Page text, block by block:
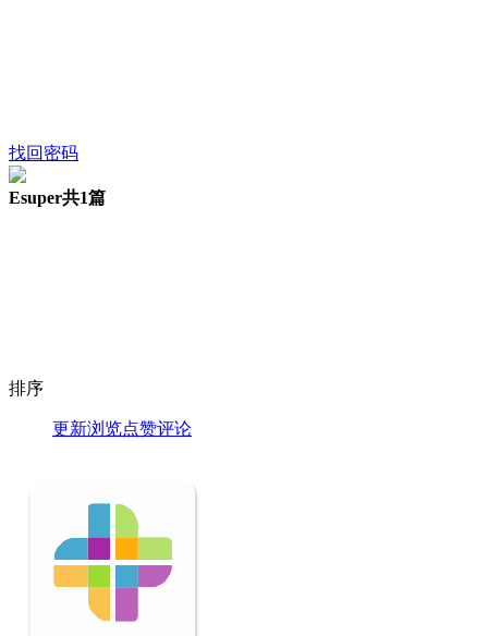
找回密码
Esuper共1篇
排序
更新浏览点赞评论